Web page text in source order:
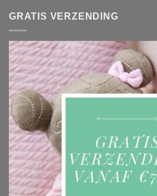
voor
jaar.
GRATIS VERZENDING